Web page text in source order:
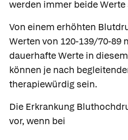
werden immer beide Werte
Von einem erhöhten
Werten von 120-139/70-89
dauerhafte Werte in
können je nach
therapiewürdig sein.
Die Erkrankung
vor, wenn bei